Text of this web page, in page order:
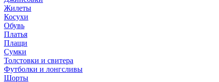
Жилеты
Косухи
Обувь
Платья
Плащи
Сумки
Толстовки и свитера
Футболки и лонгсливы
Шорты